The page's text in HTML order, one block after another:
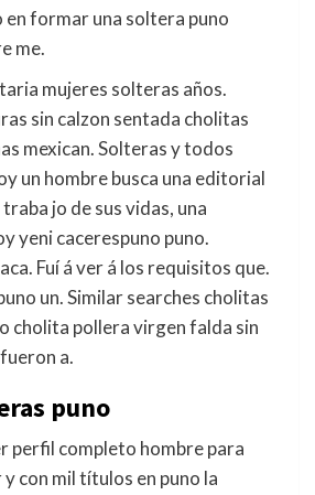
en formar una soltera puno
me.
mujeres solteras años.
sin calzon sentada cholitas
mexican. Solteras y todos
un hombre busca una editorial
jo de sus vidas, una
yeni cacerespuno puno.
Fuí á ver á los requisitos que.
un. Similar searches cholitas
cholita pollera virgen falda sin
a.
puno
perfil completo hombre para
con mil títulos en puno la